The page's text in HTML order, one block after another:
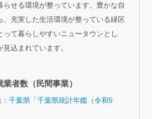
らせる環境が整っています。豊かな自
、充実した生活環境が整っている緑区
って暮らしやすいニュータウンとし
込まれています。
者数（民間事業）
千葉県「千葉県統計年鑑（令和5